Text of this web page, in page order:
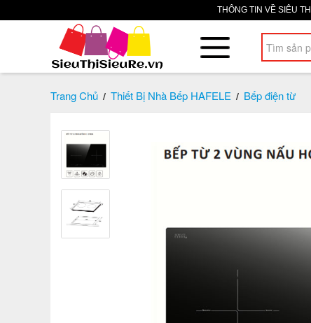
THÔNG TIN VỀ SIÊU THỊ
Trang Chủ / Thiết Bị Nhà Bếp HAFELE / Bếp điện từ